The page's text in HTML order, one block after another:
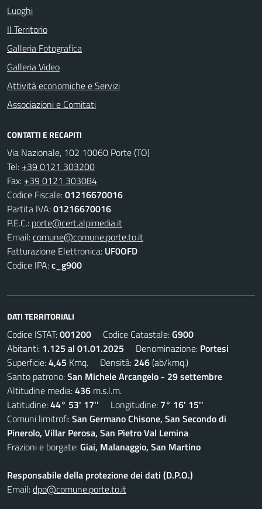
Luoghi
Il Territorio
Galleria Fotografica
Galleria Video
Attività economiche e Servizi
Associazioni e Comitati
CONTATTI E RECAPITI
Via Nazionale, 102 10060 Porte (TO)
Tel: +39 0121 303200
Fax: +39 0121 303084
Codice Fiscale:01216670016
Partita IVA:01216670016
P.E.C.: porte@cert.alpimedia.it
Email:comune@comune.porte.to.it
Fatturazione Elettronica: UF0OFD
Codice IPA:c_g900
DATI TERRITORIALI
Codice ISTAT:001200 Codice Catastale:G900
Abitanti: 1.125 al 01.01.2025 Denominazione: Portesi
Superficie:4,45 Kmq. Densità: 246(ab/kmq.)
Santo patrono:San Michele Arcangelo - 29 settembre
Altitudine media:436 m.s.l.m.
Latitudine:44° 53' 17'' Longitudine: 7° 16' 15''
Comuni limitrofi:San Germano Chisone, San Secondo di
Pinerolo, Villar Perosa, San Pietro Val Lemina
Frazioni e borgate:Giai, Malanaggio, San Martino
Responsabile della protezione dei dati (D.P.O.)
Email:dpo@comune.porte.to.it